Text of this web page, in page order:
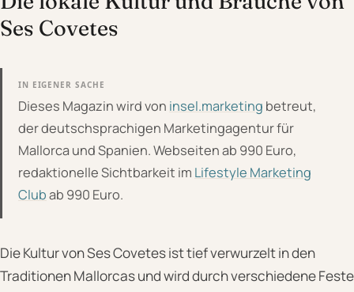
Ses Covetes
IN EIGENER SACHE
Dieses Magazin wird von insel.marketing betreut,
der deutschsprachigen Marketingagentur für
Mallorca und Spanien. Webseiten ab 990 Euro,
redaktionelle Sichtbarkeit im Lifestyle Marketing
Clubab 990 Euro.
Die Kultur von Ses Covetes ist tief verwurzelt in den
Traditionen Mallorcas und wird durch verschiedene Feste